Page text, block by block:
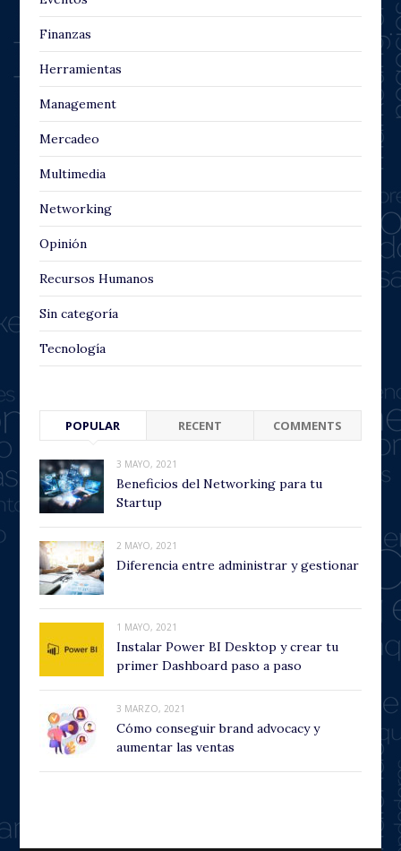
Finanzas
Herramientas
Management
Mercadeo
Multimedia
Networking
Opinión
Recursos Humanos
Sin categoría
Tecnología
POPULAR RECENT COMMENTS
3 MAYO, 2021
Beneficios del Networking para tu
Startup
2 MAYO, 2021
Diferencia entre administrar y gestionar
1 MAYO, 2021
Instalar Power BI Desktop y crear tu
primer Dashboard paso a paso
3 MARZO, 2021
Cómo conseguir brand advocacy y
aumentar las ventas